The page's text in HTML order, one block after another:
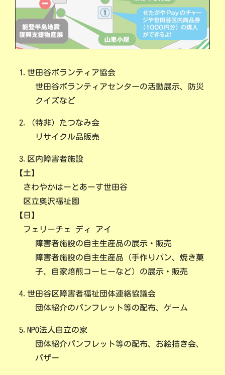
1.世田谷ボランティア協会
世田谷ボランティアセンターの活動展示、防災
クイズなど
2.（特非）たつなみ会
リサイクル品販売
3.区内障害者施設
【土】
さわやかはーとあーす世田谷
区立奥沢福祉園
【日】
フェリーチェ ディ アイ
障害者施設の自主生産品の展示・販売
障害者施設の自主生産品（手作りパン、焼き菓
子、自家焙煎コーヒーなど）の展示・販売
4.世田谷区障害者福祉団体連絡協議会
団体紹介のパンフレット等の配布、ゲーム
5.NPO法人自立の家
団体紹介パンフレット等の配布、お絵描き会、
バザー